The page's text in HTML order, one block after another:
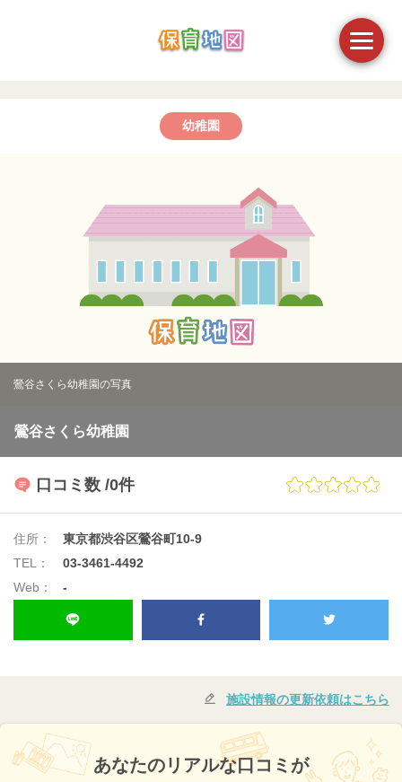
幼稚園
鶯谷さくら幼稚園の写真
鶯谷さくら幼稚園
口コミ数 /0件
住所：
東京都渋谷区鶯谷町10-9
TEL：
03-3461-4492
Web：
-
施設情報の更新依頼はこちら
あなたのリアルな口コミが